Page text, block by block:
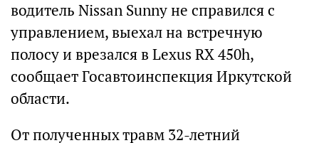
водитель Nissan Sunny не справился с
управлением, выехал на встречную
полосу и врезался в Lexus RX 450h,
сообщает Госавтоинспекция Иркутской
области.
От полученных травм 32-летний